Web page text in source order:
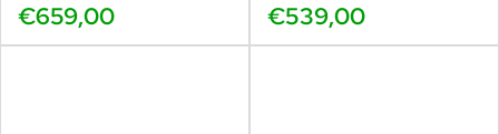
€659,00 €539,00